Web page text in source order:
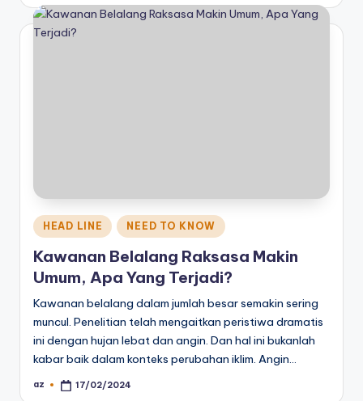
Posted
in
HEAD LINE NEED TO KNOW
Kawanan Belalang Raksasa Makin
Umum, Apa Yang Terjadi?
Kawanan belalang dalam jumlah besar semakin sering
muncul. Penelitian telah mengaitkan peristiwa dramatis
ini dengan hujan lebat dan angin. Dan hal ini bukanlah
kabar baik dalam konteks perubahan iklim. Angin…
Posted
az 17/02/2024